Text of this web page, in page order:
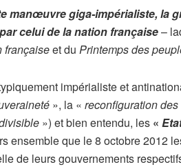
manœuvre giga-impérialiste, la
celui de la nation française–
françaiseet du Printemps des
impérialiste et
», la « reconfiguration
») et bien entendu, les «
ensemble que le 8 octobre
de leurs gouvernements